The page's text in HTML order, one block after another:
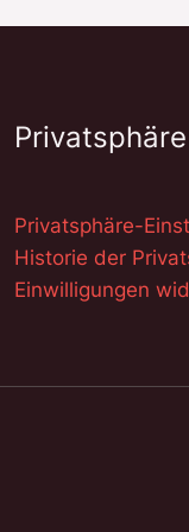
Privatsphäre
Privatsphäre-
Historie der
Einwilligungen